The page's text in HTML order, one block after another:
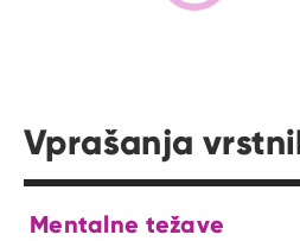
Vprašanja
Mentalne težave